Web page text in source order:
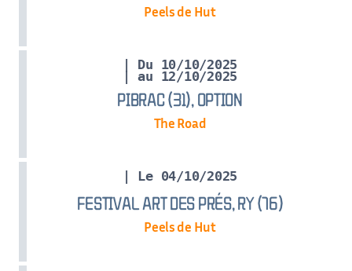
Peels de Hut
| Du 10/10/2025
PIBRAC (31), OPTION
| au 12/10/2025
The Road
| Le 04/10/2025
FESTIVAL ART DES PRÉS, RY (76)
Peels de Hut